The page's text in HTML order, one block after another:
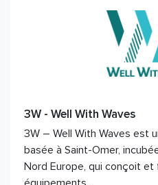
3W - Well With Waves
3W – Well With Waves est
basée à Saint-Omer,
Nord Europe, qui conçoit et